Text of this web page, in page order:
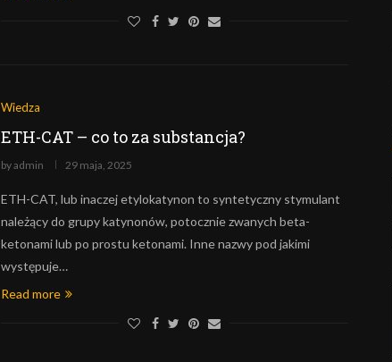
Wiedza
ETH-CAT – co to za substancja?
byadmin 29 maja, 2025
ETH-CAT, lub inaczej etylokatynon to syntetyczny stymulant
należący do grupy katynonów, potocznie zwanych beta-
ketonami lub po prostu ketonami. Inne nazwy pod jakimi
występuje…
Read more